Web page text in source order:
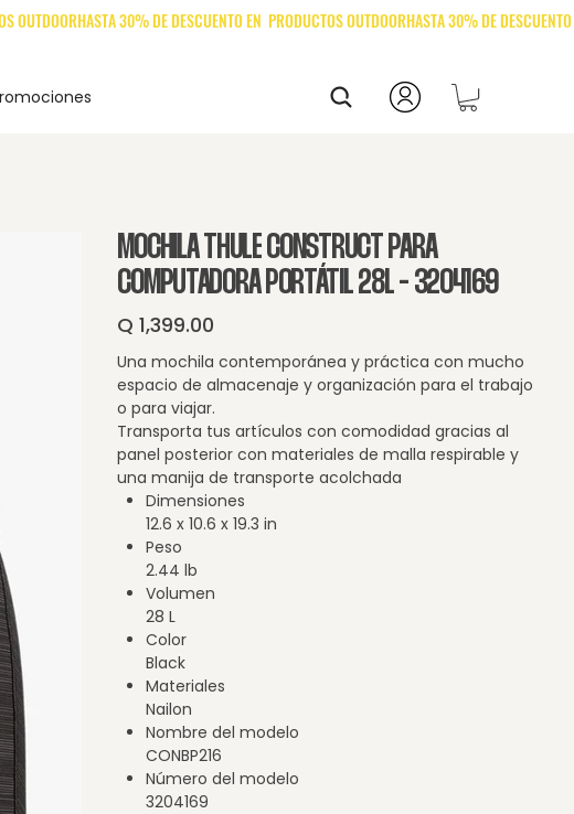
MOCHILA THULE CONSTRUCT PARA
COMPUTADORA PORTÁTIL 28L - 3204169
Precio
Q 1,399.00
Una mochila contemporánea y práctica con mucho
espacio de almacenaje y organización para el trabajo
o para viajar.
Transporta tus artículos con comodidad gracias al
panel posterior con materiales de malla respirable y
una manija de transporte acolchada
Dimensiones
12.6 x 10.6 x 19.3 in
Peso
2.44 lb
Volumen
28 L
Color
Black
Materiales
Nailon
Nombre del modelo
CONBP216
Número del modelo
3204169